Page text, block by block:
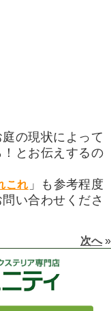
の現状によって
とお伝えするの
これ」も参考程度
い合わせくださ
次へ»